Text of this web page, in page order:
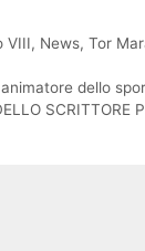
VIII, News, Tor
dello
SCRITTORE